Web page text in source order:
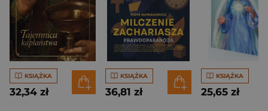
KSIĄŻKA
32,34 zł
KSIĄŻKA
36,81 zł
KSIĄŻKA
25,65 zł